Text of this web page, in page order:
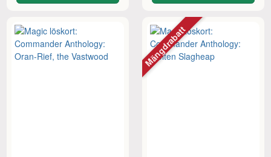
Mängdrabatt